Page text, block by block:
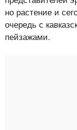
но растение и
очередь с
пейзажами.